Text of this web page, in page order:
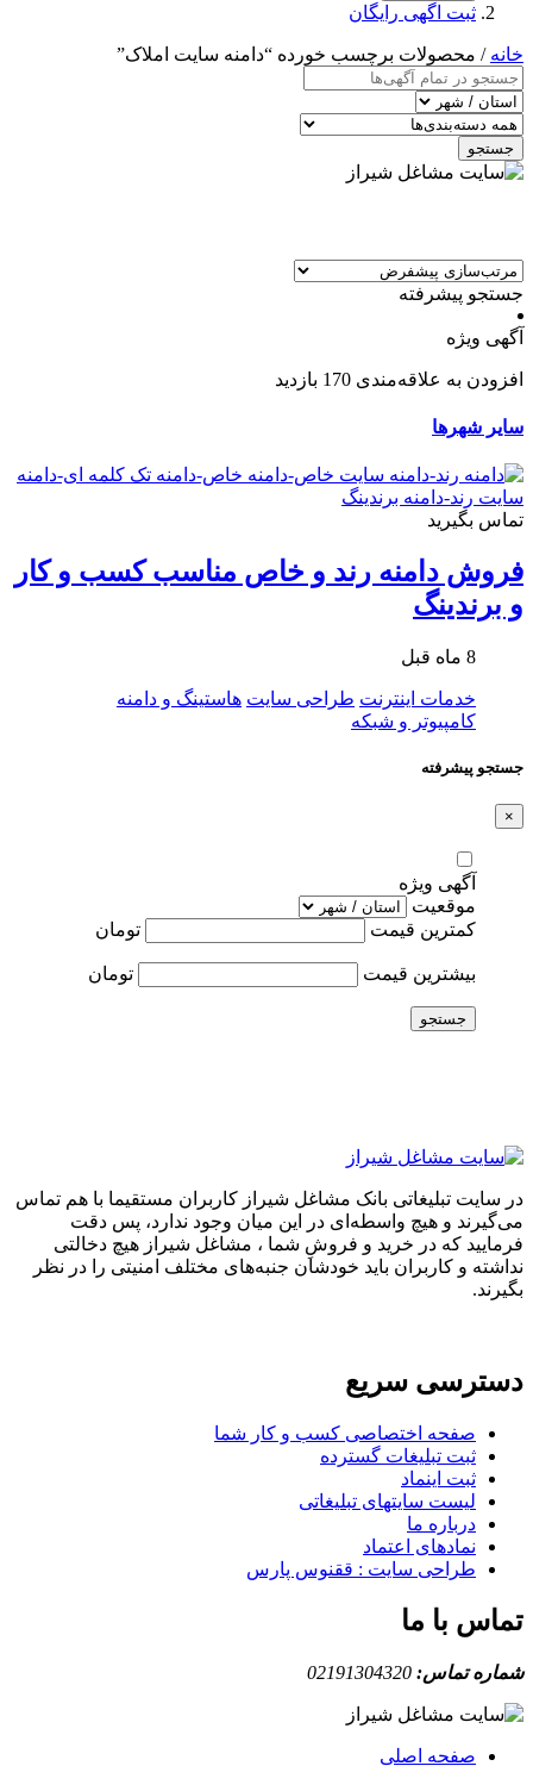
ثبت اگهی رایگان
خانه / محصولات برچسب خورده “دامنه سایت املاک”
جستجو
جستجو پیشرفته
آگهی ویژه
افزودن به علاقه‌مندی 170 بازدید
سایر شهرها
تماس بگیرید
فروش دامنه رند و خاص مناسب کسب و کار
و برندینگ
8 ماه قبل
خدمات اینترنت طراحی سایت هاستینگ و دامنه
کامپیوتر و شبکه
جستجو پیشرفته
×
آگهی ویژه
موقعیت
کمترین قیمت
تومان
بیشترین قیمت تومان
جستجو
در سایت تبلیغاتی بانک مشاغل شیراز کاربران مستقیما با هم تماس
می‌گیرند و هیچ واسطه‌ای در این میان وجود ندارد، پس دقت
فرمایید که در خرید و فروشِ شما ، مشاغل شیراز هیچ دخالتی
نداشته و کاربران باید خودشان جنبه‌های مختلف امنیتی را در نظر
بگیرند.
دسترسی سریع
صفحه اختصاصی کسب و کار شما
ثبت تبلیغات گسترده
ثبت اینماد
لیست سایتهای تبلیغاتی
درباره ما
نمادهای اعتماد
طراحی سایت : ققنوس پارس
تماس با ما
شماره تماس: 02191304320
صفحه اصلی